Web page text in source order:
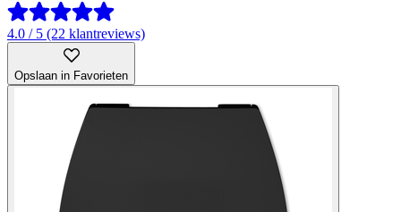
4.0 / 5 (22 klantreviews)
Opslaan in Favorieten